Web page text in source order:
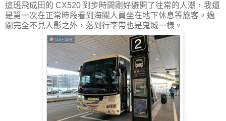
這班飛成田的 CX520 到步時間剛好避開了往常的人潮，我還
是第一次在正常時段看到海關人員坐在地下休息等旅客。過
關完全不見人影之外，落到行李帶也是鬼城一樣。